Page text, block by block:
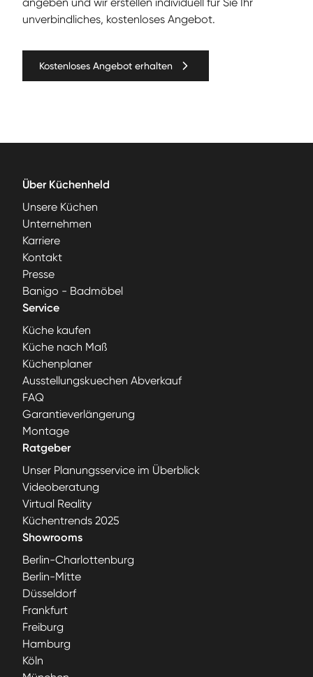
unverbindliches, kostenloses Angebot.
Kostenloses Angebot erhalten
Über Küchenheld
Unsere Küchen
Unternehmen
Karriere
Kontakt
Presse
Banigo - Badmöbel
Service
Küche kaufen
Küche nach Maß
Küchenplaner
Ausstellungskuechen Abverkauf
FAQ
Garantieverlängerung
Montage
Ratgeber
Unser Planungsservice im Überblick
Videoberatung
Virtual Reality
Küchentrends 2025
Showrooms
Berlin-Charlottenburg
Berlin-Mitte
Düsseldorf
Frankfurt
Freiburg
Hamburg
Köln